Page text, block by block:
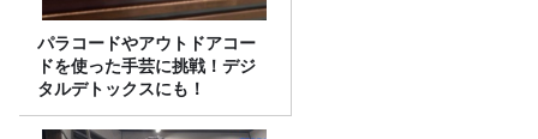
パラコードやアウトドアコー
ドを使った手芸に挑戦！デジ
タルデトックスにも！